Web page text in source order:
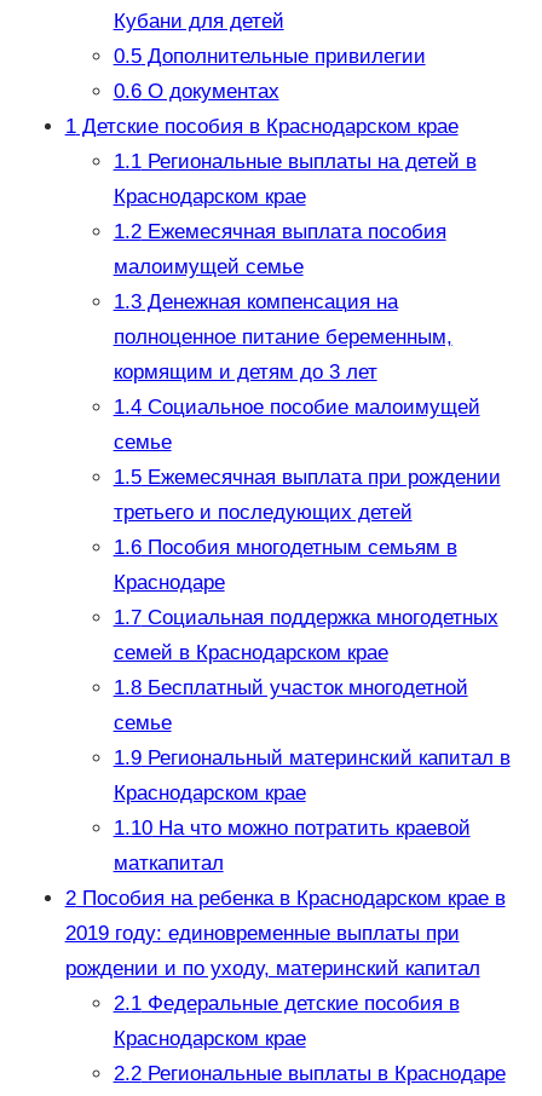
Кубани для детей
0.5Дополнительные привилегии
0.6О документах
1Детские пособия в Краснодарском крае
1.1Региональные выплаты на детей в
Краснодарском крае
1.2Ежемесячная выплата пособия
малоимущей семье
1.3Денежная компенсация на
полноценное питание беременным,
кормящим и детям до 3 лет
1.4Социальное пособие малоимущей
семье
1.5Ежемесячная выплата при рождении
третьего и последующих детей
1.6Пособия многодетным семьям в
Краснодаре
1.7Социальная поддержка многодетных
семей в Краснодарском крае
1.8Бесплатный участок многодетной
семье
1.9Региональный материнский капитал в
Краснодарском крае
1.10На что можно потратить краевой
маткапитал
2Пособия на ребенка в Краснодарском крае в
2019 году: единовременные выплаты при
рождении и по уходу, материнский капитал
2.1Федеральные детские пособия в
Краснодарском крае
2.2Региональные выплаты в Краснодаре